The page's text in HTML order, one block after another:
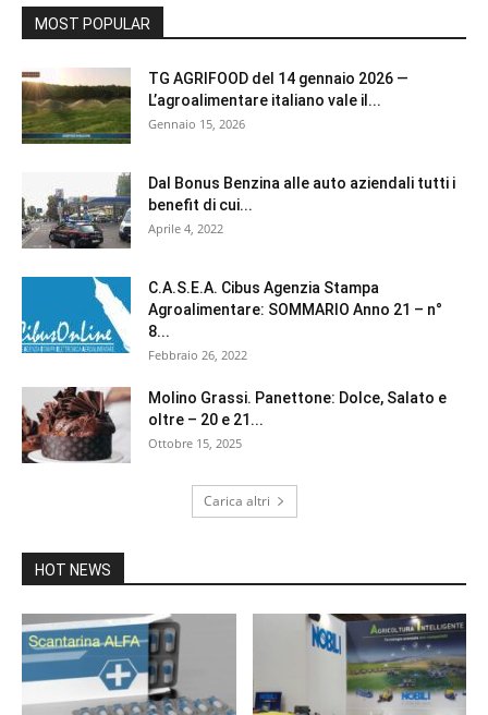
MOST POPULAR
TG AGRIFOOD del 14 gennaio 2026 —
L’agroalimentare italiano vale il...
Gennaio 15, 2026
Dal Bonus Benzina alle auto aziendali tutti i
benefit di cui...
Aprile 4, 2022
C.A.S.E.A. Cibus Agenzia Stampa
Agroalimentare: SOMMARIO Anno 21 – n°
8...
Febbraio 26, 2022
Molino Grassi. Panettone: Dolce, Salato e
oltre – 20 e 21...
Ottobre 15, 2025
Carica altri
HOT NEWS